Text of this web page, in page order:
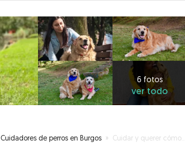
6 fotos
ver todo
Cuidadores de perros en Burgos » Cuidar y querer cómo tú lo harías